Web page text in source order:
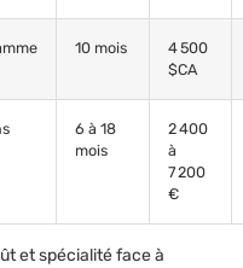
10 mois
4 500
$CA
6 à 18
mois
2 400
à
7 200
€
et spécialité face à